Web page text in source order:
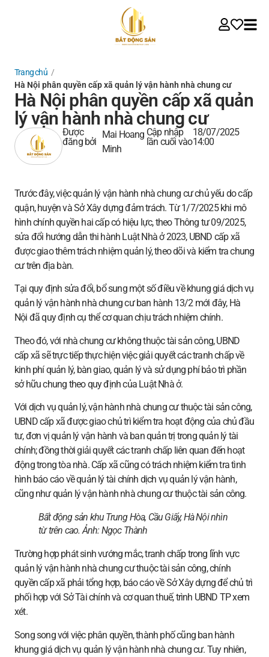
Trang chủ /
Hà Nội phân quyền cấp xã quản lý vận hành nhà chung cư
Hà Nội phân quyền cấp xã quản
lý vận hành nhà chung cư
Được
đăng bởi
Mai Hoang
Minh
Cập nhập
lần cuối vào
18/07/2025
14:00
Trước đây, việc quản lý vận hành nhà chung cư chủ yếu do cấp
quận, huyện và Sở Xây dựng đảm trách. Từ 1/7/2025 khi mô
hình chính quyền hai cấp có hiệu lực, theo Thông tư 09/2025,
sửa đổi hướng dẫn thi hành Luật Nhà ở 2023, UBND cấp xã
được giao thêm trách nhiệm quản lý, theo dõi và kiểm tra chung
cư trên địa bàn.
Tại quy định sửa đổi, bổ sung một số điều về khung giá dịch vụ
quản lý vận hành nhà chung cư ban hành 13/2 mới đây, Hà
Nội đã quy định cụ thể cơ quan chịu trách nhiệm chính.
Theo đó, với nhà chung cư không thuộc tài sản công, UBND
cấp xã sẽ trực tiếp thực hiện việc giải quyết các tranh chấp về
kinh phí quản lý, bàn giao, quản lý và sử dụng phí bảo trì phần
sở hữu chung theo quy định của Luật Nhà ở.
Với dịch vụ quản lý, vận hành nhà chung cư thuộc tài sản công,
UBND cấp xã được giao chủ trì kiểm tra hoạt động của chủ đầu
tư, đơn vị quản lý vận hành và ban quản trị trong quản lý tài
chính; đồng thời giải quyết các tranh chấp liên quan đến hoạt
động trong tòa nhà. Cấp xã cũng có trách nhiệm kiểm tra tình
hình báo cáo về quản lý tài chính dịch vụ quản lý vận hành,
cũng như quản lý vận hành nhà chung cư thuộc tài sản công.
Bất động sản khu Trung Hòa, Cầu Giấy, Hà Nội nhìn
từ trên cao. Ảnh:Ngọc Thành
Trường hợp phát sinh vướng mắc, tranh chấp trong lĩnh vực
quản lý vận hành nhà chung cư thuộc tài sản công, chính
quyền cấp xã phải tổng hợp, báo cáo về Sở Xây dựng để chủ trì
phối hợp với Sở Tài chính và cơ quan thuế, trình UBND TP xem
xét.
Song song với việc phân quyền, thành phố cũng ban hành
khung giá dịch vụ quản lý vận hành nhà chung cư. Tuy nhiên,